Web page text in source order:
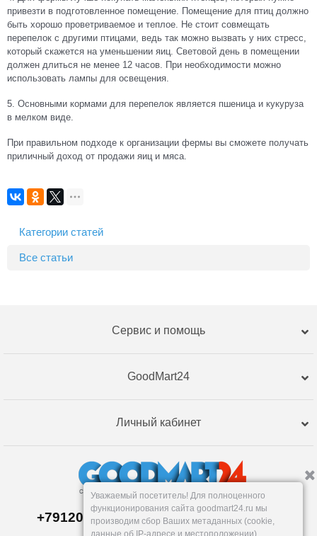
привезти в подготовленное помещение. Помещение для птиц должно
быть хорошо проветриваемое и теплое. Не стоит совмещать
перепелок с другими птицами, ведь так можно вызвать у них стресс,
который скажется на уменьшении яиц. Световой день в помещении
должен длиться не менее 12 часов. При необходимости можно
использовать лампы для освещения.
5. Основными кормами для перепелок является пшеница и кукуруза
в мелком виде.
При правильном подходе к организации фермы вы сможете получать
приличный доход от продажи яиц и мяса.
Категории статей
Все статьи
Сервис и помощь
GoodMart24
Личный кабинет
+79120359762, +79120359761 MAX,TG
Склад в Екатеринбург е
Уважаемый посетитель! Для полноценного
функционирования сайта goodmart24.ru мы
производим сбор Ваших метаданных (cookie,
данные об IP-адресе и местоположении).